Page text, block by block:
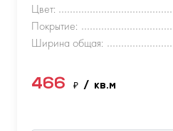
Цвет:
Покрытие:
Ширина общая:
466 ₽ / кв.м